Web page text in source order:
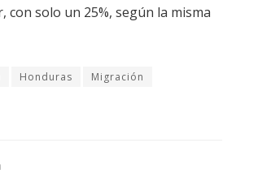
solo un 25%, según la misma
Honduras
Migración